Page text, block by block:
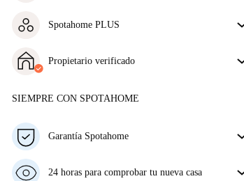
facturas incluidas, que cubren alquiler y servicios
Spotahome PLUS
más exigentes. Estándares más altos de seguridad y
soporte adicional durante todo el alquiler.
Propietario verificado
Más sobre este arrendador
SIEMPRE CON SPOTAHOME
Garantía Spotahome
horas previas a la fecha de entrada, Spotahome A) te
24 horas para comprobar tu nueva casa